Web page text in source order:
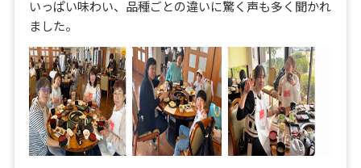
いっぱい味わい、品種ごとの違いに驚く声も多く聞かれ
ました。